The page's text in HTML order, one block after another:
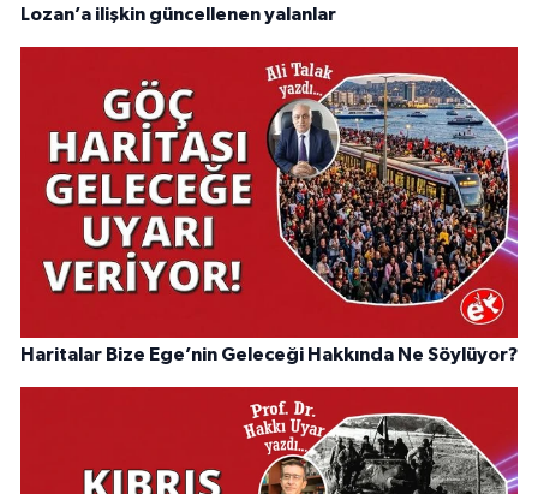
Lozan’a ilişkin güncellenen yalanlar
Haritalar Bize Ege’nin Geleceği Hakkında Ne Söylüyor?